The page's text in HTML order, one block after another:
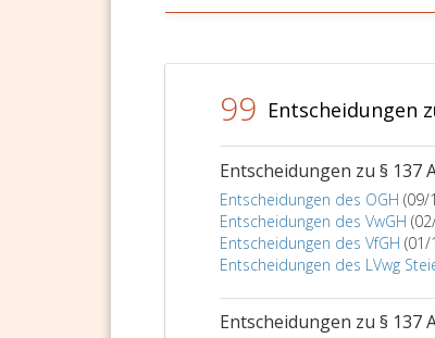
99 Entscheidungen
Entscheidungen zu § 137
Entscheidungen des OGH (09/
Entscheidungen des VwGH
Entscheidungen des VfGH (01/
Entscheidungen des LVwg
Entscheidungen zu § 137